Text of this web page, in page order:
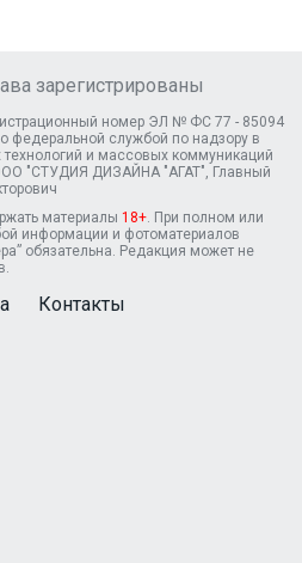
зарегистрированы
номер ЭЛ № ФС 77 - 85094
федеральной службой по надзору в
и массовых коммуникаций
"СТУДИЯ ДИЗАЙНА "АГАТ", Главный
материалы 18+ . При полном или
информации и фотоматериалов
обязательна. Редакция может не
Контакты